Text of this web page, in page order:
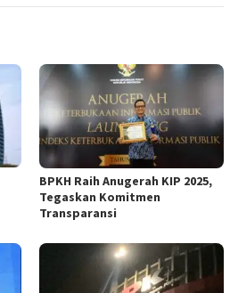
BPKH Raih Anugerah KIP 2025,
Tegaskan Komitmen
Transparansi